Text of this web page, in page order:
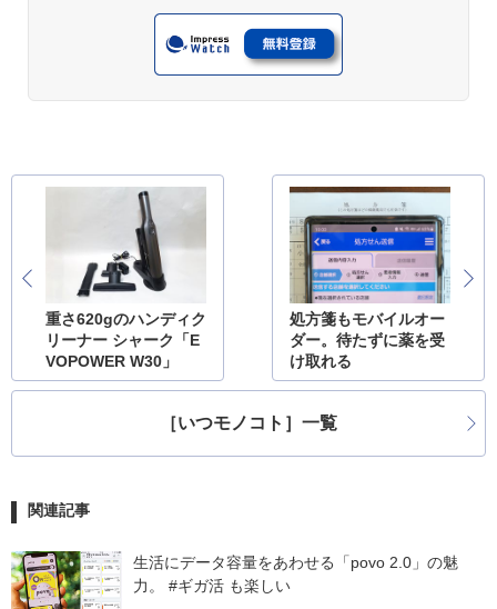
重さ620gのハンディク
リーナー シャーク「E
VOPOWER W30」
処方箋もモバイルオー
ダー。待たずに薬を受
け取れる
［いつモノコト］一覧
関連記事
生活にデータ容量をあわせる「povo 2.0」の魅
力。 #ギガ活 も楽しい